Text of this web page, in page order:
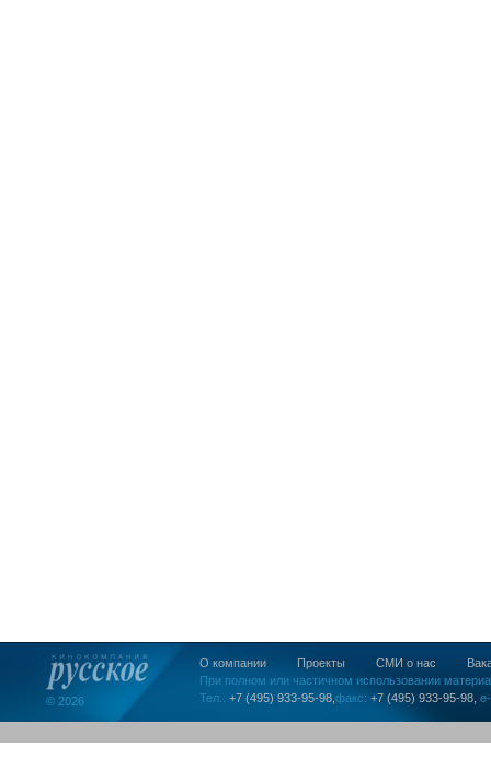
© 2026
О компании Проекты СМИ о нас
При полном или частичном использовании
Тел.: +7 (495) 933-95-98, факс: +7 (495) 933-95-98,